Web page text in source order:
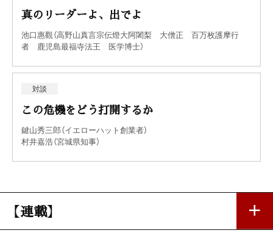
真のリーダーよ、出でよ
池口惠觀（高野山真言宗伝燈大阿闍梨 大僧正 百万枚護摩行
者 鹿児島最福寺法王 医学博士）
対談
この危機をどう打開するか
鍵山秀三郎（イエローハット創業者）
村井嘉浩（宮城県知事）
【連載】